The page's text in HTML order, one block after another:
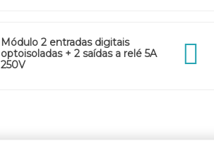
Módulo 2 entradas digitais
optoisoladas + 2 saídas a relé 5A
250V